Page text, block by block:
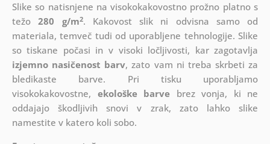
Slike so natisnjene na visokokakovostno prožno platno s
težo280 g/m2. Kakovost slik ni odvisna samo od
materiala, temveč tudi od uporabljene tehnologije. Slike
so tiskane počasi in v visoki ločljivosti, kar zagotavlja
izjemno nasičenost barv, zato vam ni treba skrbeti za
bledikaste barve. Pri tisku uporabljamo
visokokakovostne, ekološke barve brez vonja, ki ne
oddajajo škodljivih snovi v zrak, zato lahko slike
namestite v katero koli sobo.